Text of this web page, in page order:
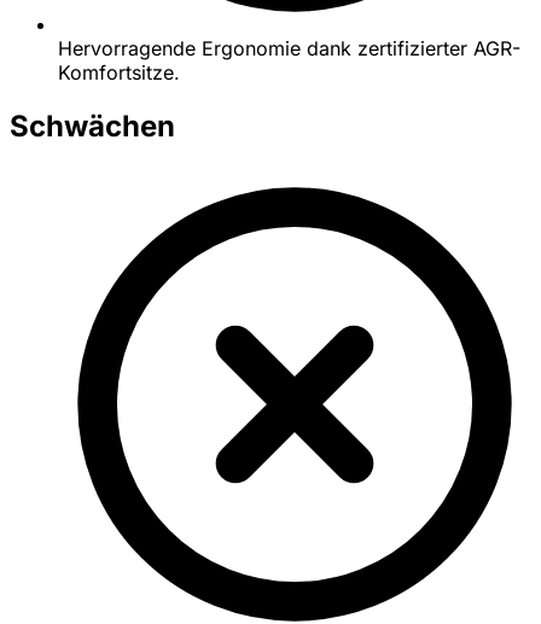
Hervorragende Ergonomie dank zertifizierter AGR-
Komfortsitze.
Schwächen